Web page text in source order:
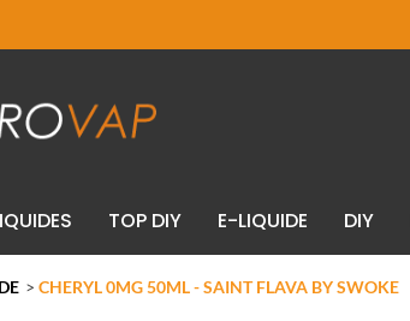
TOP DIY E-LIQUIDE DIY
> CHERYL 0MG 50ML - SAINT FLAVA BY SWOKE